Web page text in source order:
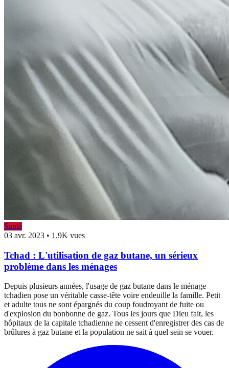
Santé
03 avr. 2023 • 1.9K vues
Tchad : L'utilisation de gaz butane, un sérieux
problème dans les ménages
Depuis plusieurs années, l'usage de gaz butane dans le ménage
tchadien pose un véritable casse-tête voire endeuille la famille. Petit
et adulte tous ne sont épargnés du coup foudroyant de fuite ou
d'explosion du bonbonne de gaz. Tous les jours que Dieu fait, les
hôpitaux de la capitale tchadienne ne cessent d'enregistrer des cas de
brûlures à gaz butane et la population ne sait à quel sein se vouer.